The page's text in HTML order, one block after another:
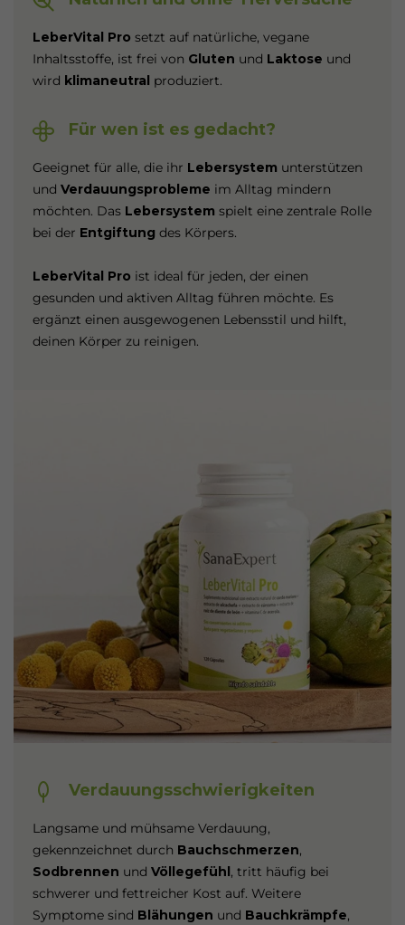
LeberVital Pro setzt auf natürliche, vegane
Inhaltsstoffe, ist frei von Gluten und Laktose und
wird klimaneutral produziert.
Für wen ist es gedacht?
Geeignet für alle, die ihr Lebersystem unterstützen
und Verdauungsprobleme im Alltag mindern
möchten. Das Lebersystem spielt eine zentrale Rolle
bei der Entgiftung des Körpers.
LeberVital Pro ist ideal für jeden, der einen
gesunden und aktiven Alltag führen möchte. Es
ergänzt einen ausgewogenen Lebensstil und hilft,
deinen Körper zu reinigen.
Verdauungsschwierigkeiten
Langsame und mühsame Verdauung,
gekennzeichnet durch Bauchschmerzen,
Sodbrennen und Völlegefühl, tritt häufig bei
schwerer und fettreicher Kost auf. Weitere
Symptome sind Blähungen und Bauchkrämpfe,